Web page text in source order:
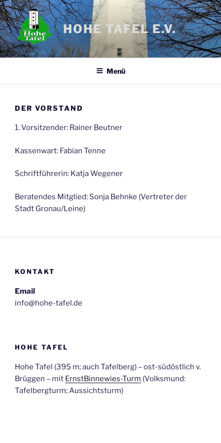
Zum
Inhalt
springen
HOHE TAFEL E.V.
Menü
DER VORSTAND
1. Vorsitzender: Rainer Beutner
Kassenwart: Fabian Tenne
Schriftführerin: Katja Wegener
Beratendes Mitglied: Sonja Behnke (Vertreter der
Stadt Gronau/Leine)
KONTAKT
Email
info@hohe-tafel.de
HOHE TAFEL
Hohe Tafel (395 m; auch Tafelberg) – ost-südöstlich v.
Brüggen – mit ErnstBinnewies-Turm (Volksmund:
Tafelbergturm; Aussichtsturm)